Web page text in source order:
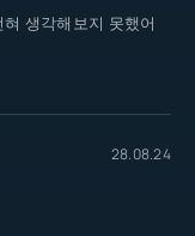
생각해보지 못했어
28.08.24